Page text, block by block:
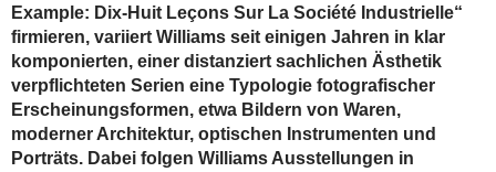
Example: Dix-Huit Leçons Sur La Société Industrielle“
firmieren, variiert Williams seit einigen Jahren in klar
komponierten, einer distanziert sachlichen Ästhetik
verpflichteten Serien eine Typologie fotografischer
Erscheinungsformen, etwa Bildern von Waren,
moderner Architektur, optischen Instrumenten und
Porträts. Dabei folgen Williams Ausstellungen in